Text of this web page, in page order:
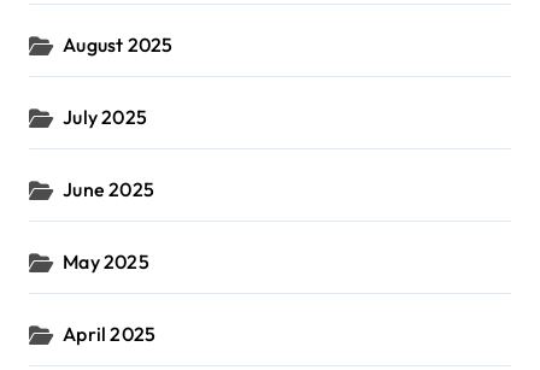
August 2025
July 2025
June 2025
May 2025
April 2025